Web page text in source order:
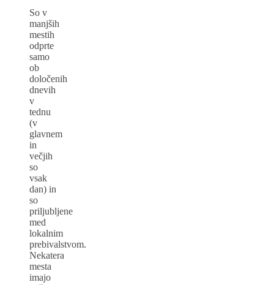
So v
manjših
mestih
odprte
samo
ob
določenih
dnevih
v
tednu
(v
glavnem
in
večjih
so
vsak
dan) in
so
priljubljene
med
lokalnim
prebivalstvom.
Nekatera
mesta
imajo